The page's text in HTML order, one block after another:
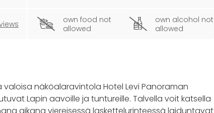
own food not
allowed
own alcohol not
allowed
näköalaravintola Hotel Levi Panoraman
Lapin aavoille ja tuntureille. Talvella voit katsella